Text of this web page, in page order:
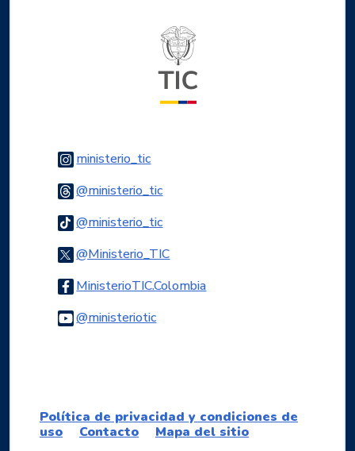
ministerio_ticLogo Instagram
@ministerio_ticLogo Threads
@ministerio_ticLogo Tiktok
@Ministerio_TICLogo Twitter
MinisterioTIC.ColombiaLogo Facebook
@ministerioticLogo Youtube
Política de privacidad y condiciones de
uso
Contacto Mapa del sitio